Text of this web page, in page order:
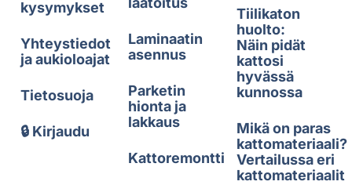
kysymykset
Yhteystiedot
ja aukioloajat
Tietosuoja
🔒 Kirjaudu
Laminaatin
asennus
Parketin
hionta ja
lakkaus
Kattoremontti
Tiilikaton
huolto:
Näin pidät
kattosi
hyvässä
kunnossa
Mikä on paras
kattomateriaali?
Vertailussa eri
kattomateriaalit